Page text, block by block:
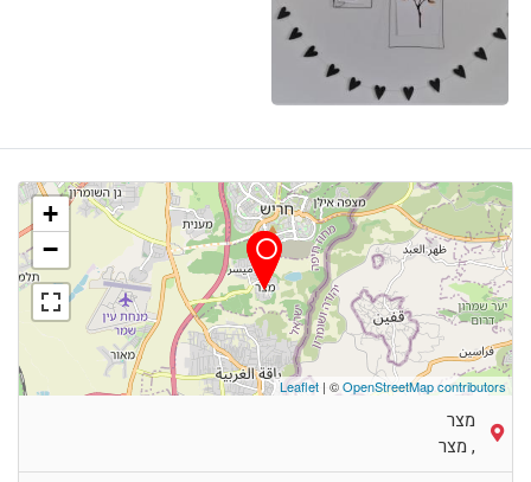
+
−
Leaflet | ©OpenStreetMap contributors
מצר
, מצר